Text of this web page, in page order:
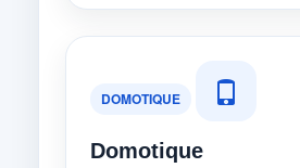
DOMOTIQUE
Domotique